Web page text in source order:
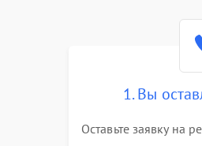
1. Вы
Оставьте заявку на